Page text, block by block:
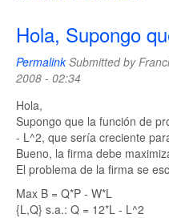
Hola, Supongo
PermalinkSubmitted by
2008 - 02:34
Hola,
Supongo que la función de
- L^2, que sería creciente
Bueno, la firma debe
El problema de la firma se
Max B = Q*P - W*L
{L,Q} s.a.: Q = 12*L - L^2